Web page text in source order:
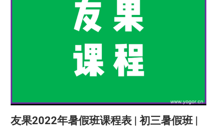
友果2022年暑假班课程表 | 初三暑假班 |